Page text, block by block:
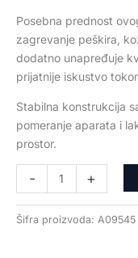
Posebna prednost
zagrevanje peškira,
dodatno unapređuje
prijatnije iskustvo
Stabilna konstrukcija
pomeranje aparata i
prostor.
- +
Šifra proizvoda: A09545